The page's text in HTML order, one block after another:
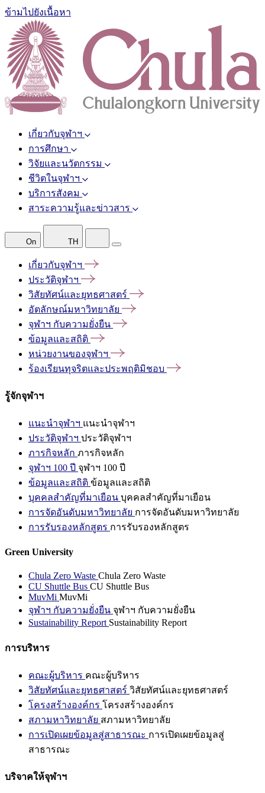
ข้ามไปยังเนื้อหา
เกี่ยวกับจุฬาฯ
การศึกษา
วิจัยและนวัตกรรม
ชีวิตในจุฬาฯ
บริการสังคม
สาระความรู้และข่าวสาร
On TH
เกี่ยวกับจุฬาฯ
ประวัติจุฬาฯ
วิสัยทัศน์และยุทธศาสตร์
อัตลักษณ์มหาวิทยาลัย
จุฬาฯ กับความยั่งยืน
ข้อมูลและสถิติ
หน่วยงานของจุฬาฯ
ร้องเรียนทุจริตและประพฤติมิชอบ
รู้จักจุฬาฯ
แนะนำจุฬาฯ แนะนำจุฬาฯ
ประวัติจุฬาฯ ประวัติจุฬาฯ
ภารกิจหลัก ภารกิจหลัก
จุฬาฯ 100 ปี จุฬาฯ 100 ปี
ข้อมูลและสถิติ ข้อมูลและสถิติ
บุคคลสำคัญที่มาเยือน บุคคลสำคัญที่มาเยือน
การจัดอันดับมหาวิทยาลัย การจัดอันดับมหาวิทยาลัย
การรับรองหลักสูตร การรับรองหลักสูตร
Green University
Chula Zero Waste Chula Zero Waste
CU Shuttle Bus CU Shuttle Bus
MuvMi MuvMi
จุฬาฯ กับความยั่งยืน จุฬาฯ กับความยั่งยืน
Sustainability Report Sustainability Report
การบริหาร
คณะผู้บริหาร คณะผู้บริหาร
วิสัยทัศน์และยุทธศาสตร์ วิสัยทัศน์และยุทธศาสตร์
โครงสร้างองค์กร โครงสร้างองค์กร
สภามหาวิทยาลัย สภามหาวิทยาลัย
การเปิดเผยข้อมูลสู่สาธารณะ การเปิดเผยข้อมูลสู่
สาธารณะ
บริจาคให้จุฬาฯ